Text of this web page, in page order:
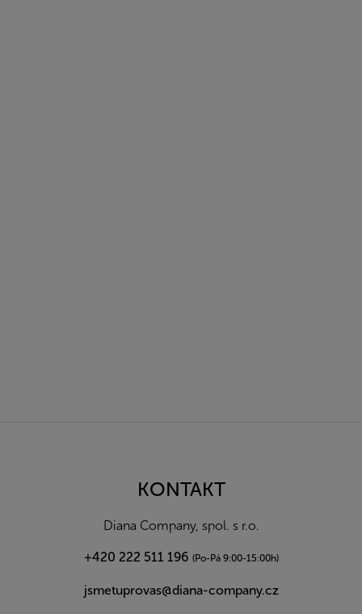
KONTAKT
Diana Company, spol. s r.o.
+420 222 511 196 (Po-Pá 9:00-15:00h)
jsmetuprovas@diana-company.cz